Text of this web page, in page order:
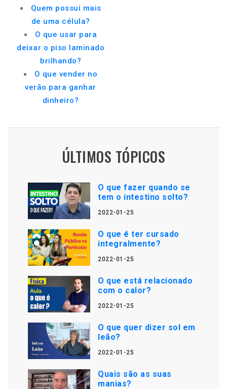
Quem possui mais
de uma célula?
O que usar para
deixar o piso laminado
brilhando?
O que vender no
verão para ganhar
dinheiro?
ÚLTIMOS TÓPICOS
O que fazer quando se
tem o intestino solto?
2022-01-25
O que é ter cursado
integralmente?
2022-01-25
O que está relacionado
com o calor?
2022-01-25
O que quer dizer sol em
leão?
2022-01-25
Quais são as suas
manias?